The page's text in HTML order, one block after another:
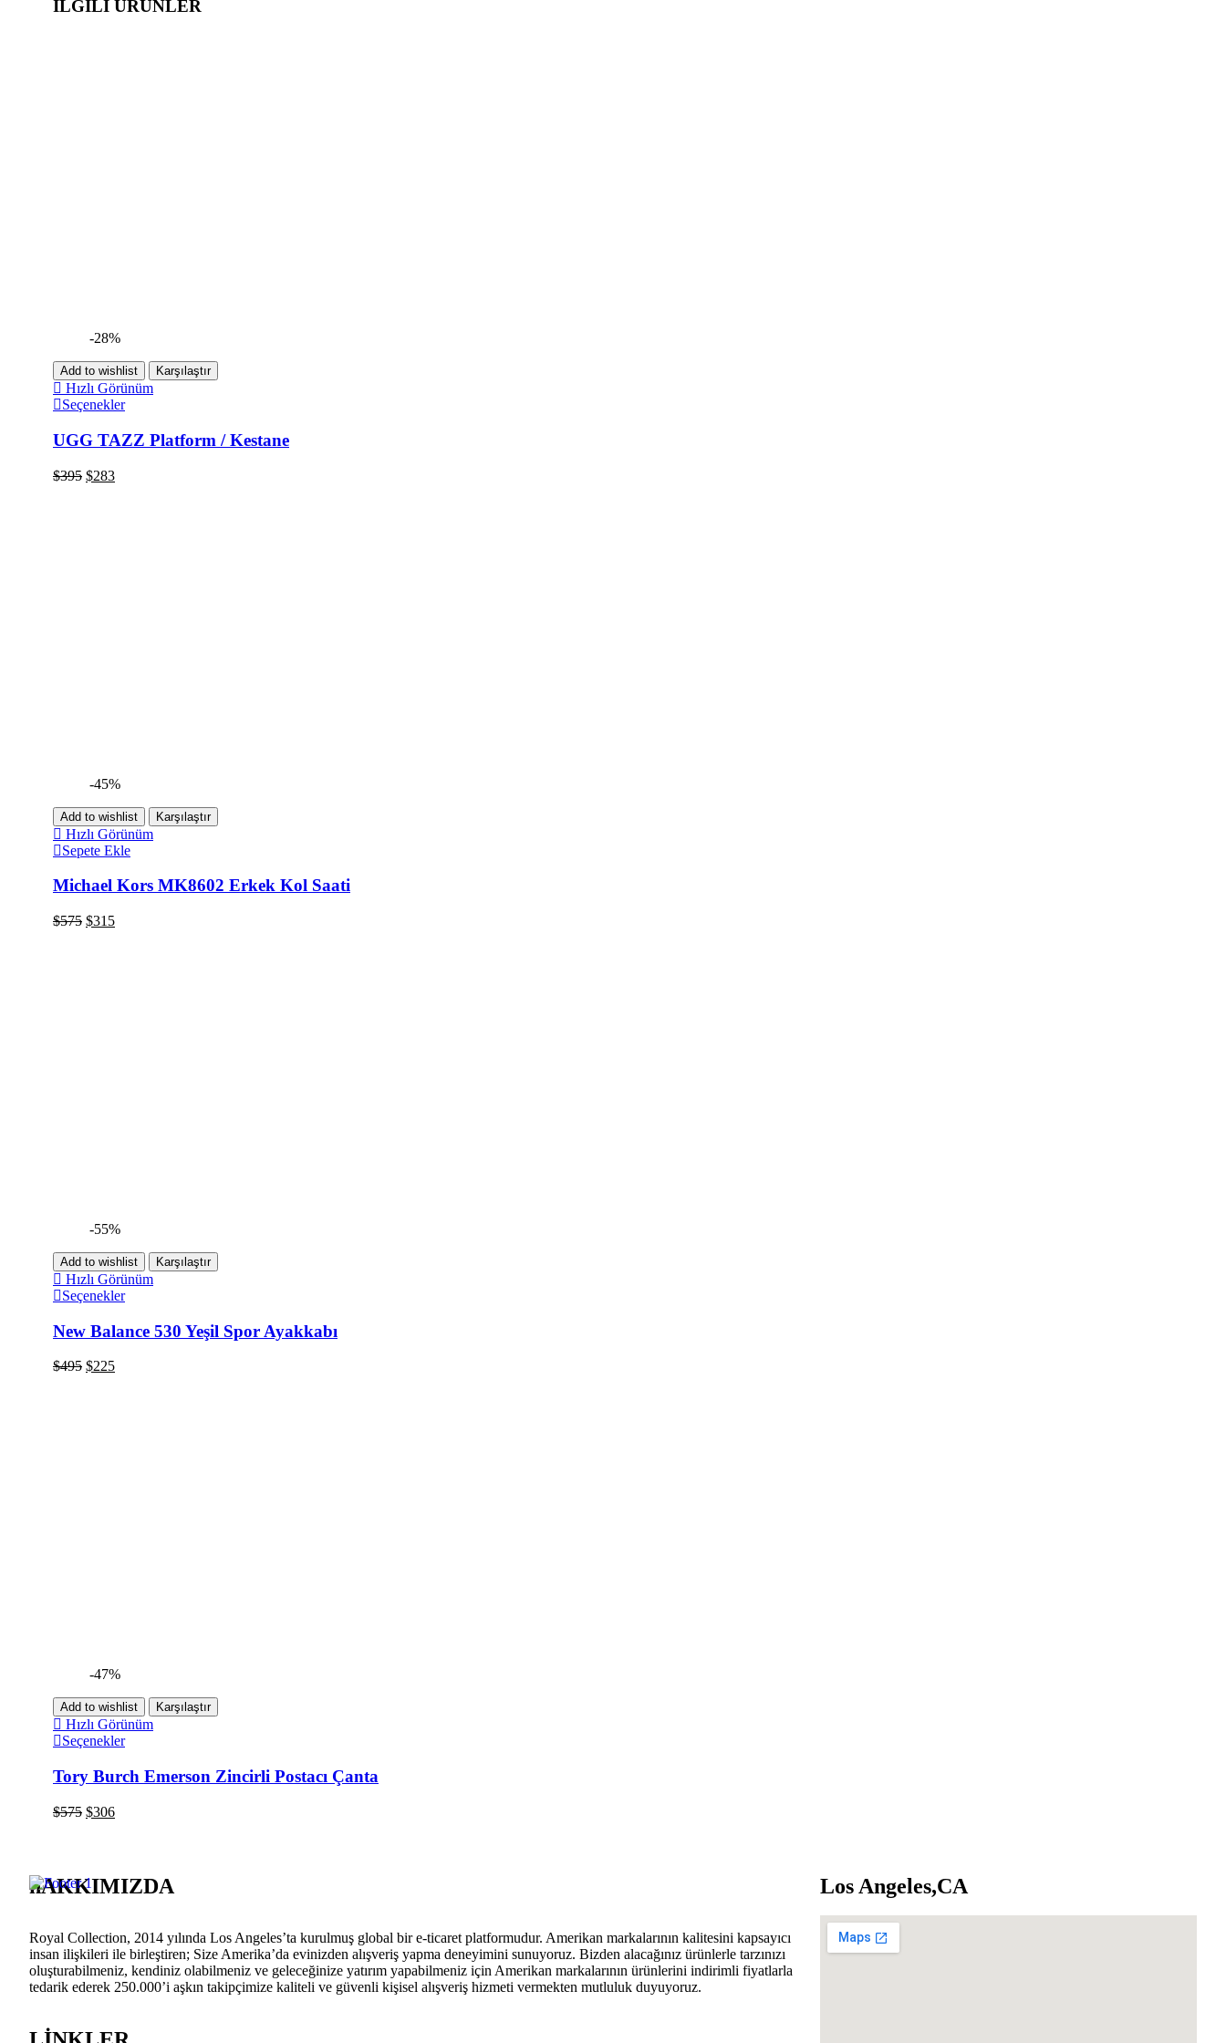
İLGILI ÜRÜNLER
-28%
Add to wishlist Karşılaştır
Hızlı Görünüm
Seçenekler
UGG TAZZ Platform / Kestane
$395 $283
-45%
Add to wishlist Karşılaştır
Hızlı Görünüm
Sepete Ekle
Michael Kors MK8602 Erkek Kol Saati
$575 $315
-55%
Add to wishlist Karşılaştır
Hızlı Görünüm
Seçenekler
New Balance 530 Yeşil Spor Ayakkabı
$495 $225
-47%
Add to wishlist Karşılaştır
Hızlı Görünüm
Seçenekler
Tory Burch Emerson Zincirli Postacı Çanta
$575 $306
hAKKIMIZDA
Royal Collection, 2014 yılında Los Angeles’ta kurulmuş global bir e-ticaret platformudur. Amerikan markalarının kalitesini kapsayıcı
insan ilişkileri ile birleştiren; Size Amerika’da evinizden alışveriş yapma deneyimini sunuyoruz. Bizden alacağınız ürünlerle tarzınızı
oluşturabilmeniz, kendiniz olabilmeniz ve geleceğinize yatırım yapabilmeniz için Amerikan markalarının ürünlerini indirimli fiyatlarla
tedarik ederek 250.000’i aşkın takipçimize kaliteli ve güvenli kişisel alışveriş hizmeti vermekten mutluluk duyuyoruz.
Los Angeles,CA